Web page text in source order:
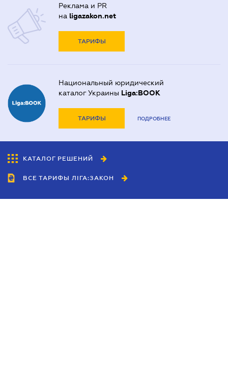
Реклама и PR
на ligazakon.net
ТАРИФЫ
Национальный юридический
каталог Украины Liga:BOOK
ТАРИФЫ ПОДРОБНЕЕ
КАТАЛОГ РЕШЕНИЙ
ВСЕ ТАРИФЫ ЛІГА:ЗАКОН